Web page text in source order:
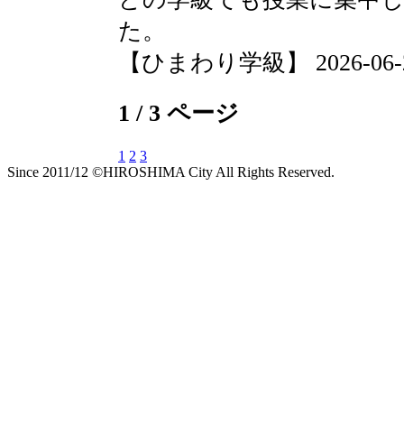
た。
【ひまわり学級】 2026-
1 / 3 ページ
1 2 3
Since 2011/12 ©HIROSHIMA City All Rights Reserved.